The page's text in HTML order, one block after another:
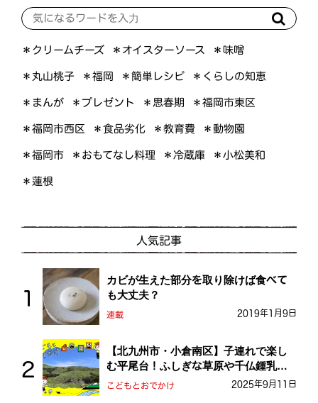
＊クリームチーズ ＊オイスターソース ＊味噌
＊丸山桃子 ＊福岡 ＊簡単レシピ ＊くらしの知恵
＊まんが ＊プレゼント ＊思春期 ＊福岡市東区
＊福岡市西区 ＊食品劣化 ＊教育費 ＊動物園
＊福岡市 ＊おもてなし料理 ＊冷蔵庫 ＊小松美和
＊蓮根
人気記事
カビが生えた部分を取り除けば食べて
も大丈夫？
連載 2019年1月9日
【北九州市・小倉南区】子連れで楽し
む平尾台！ふしぎな草原や千仏鍾乳洞
を探検しよう！
こどもとおでかけ 2025年9月11日